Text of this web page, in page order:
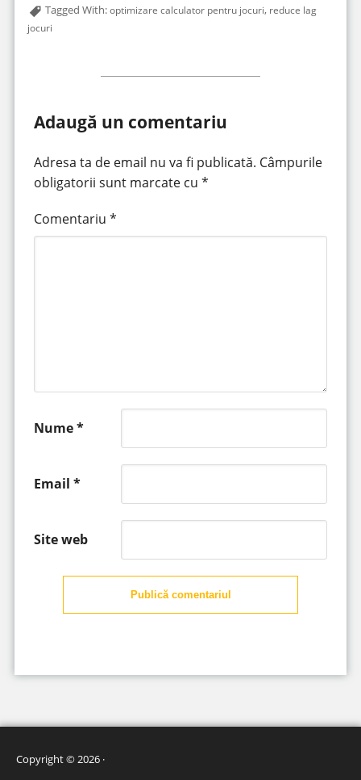
Tagged With:optimizare calculator pentru jocuri, reduce lag
jocuri
Adaugă un comentariu
Adresa ta de email nu va fi publicată. Câmpurile
obligatorii sunt marcate cu *
Comentariu *
Nume*
Email *
Site web
Publică comentariul
Copyright © 2026 ·